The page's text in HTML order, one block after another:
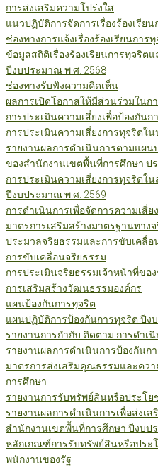
การส่งเสริมความโปร่งใส
แนวปฏิบัติการจัดการเรื่องร้องเรีย
ช่องทางการแจ้งเรื่องร้องเรียนกา
ข้อมูลสถิติเรื่องร้องเรียนการทุจริต
ปีงบประมาณ พ.ศ. 2568
ช่องทางรับฟังความคิดเห็น
ผลการเปิดโอกาสให้มีส่วนร่วมใน
การประเมินความเสี่ยงเพื่อป้องกันก
การประเมินความเสี่ยงการทุจริตใ
รายงานผลการดำเนินการตามแผน
ของสำนักงานเขตพื้นที่การศึกษา ป
การประเมินความเสี่ยงการทุจริตใ
ปีงบประมาณ พ.ศ. 2569
การดำเนินการเพื่อจัดการความเสี่
มาตรการเสริมสร้างมาตรฐานทาง
ประมวลจริยธรรมและการขับเคลื่อ
การขับเคลื่อนจริยธรรม
การประเมินจริยธรรมเจ้าหน้าที่ของ
การเสริมสร้างวัฒนธรรมองค์กร
แผนป้องกันการทุจริต
แผนปฏิบัติการป้องกันการทุจริต ปีง
รายงานการกำกับ ติดตาม การดำเ
รายงานผลการดำเนินการป้องกันก
มาตรการส่งเสริมคุณธรรมและคว
การศึกษา
รายงานการรับทรัพย์สินหรือประโ
รายงานผลการดำเนินการเพื่อส่งเ
สำนักงานเขตพื้นที่การศึกษา ปีงบป
หลักเกณฑ์การรับทรัพย์สินหรือประ
พนักงานของรัฐ